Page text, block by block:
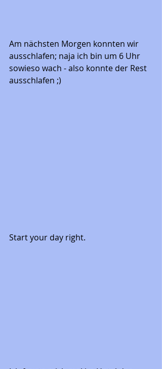
Am nächsten Morgen konnten wir
ausschlafen; naja ich bin um 6 Uhr
sowieso wach - also konnte der Rest
ausschlafen ;)
Start your day right.